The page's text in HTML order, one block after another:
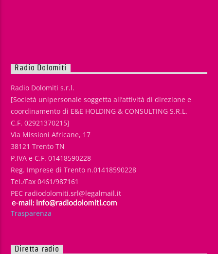
Radio Dolomiti
Radio Dolomiti s.r.l.
[Società unipersonale soggetta all’attività di direzione e
coordinamento di E&E HOLDING & CONSULTING S.R.L.
C.F. 02921370215]
Via Missioni Africane, 17
38121 Trento TN
P.IVA e C.F. 01418590228
Reg. Imprese di Trento n.01418590228
Tel./Fax 0461/987161
PEC radiodolomiti.srl@legalmail.it
Trasparenza
Diretta radio